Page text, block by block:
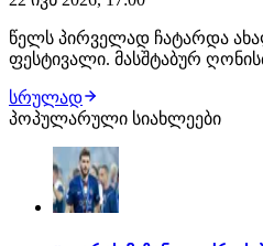
წელს პირველად ჩატარდა
ფესტივალი. მასშტაბურ
სახეობაში გაიმართა და
სხვადასხვა რეგიონიდან
ჩაერთო. ოლიმპიური
სამომავლო გეგმე…
სრულად
პოპულარული სიახლეები